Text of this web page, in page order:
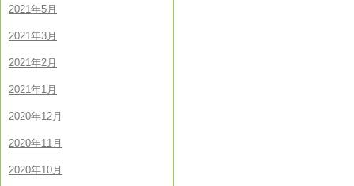
2021年5月
2021年3月
2021年2月
2021年1月
2020年12月
2020年11月
2020年10月